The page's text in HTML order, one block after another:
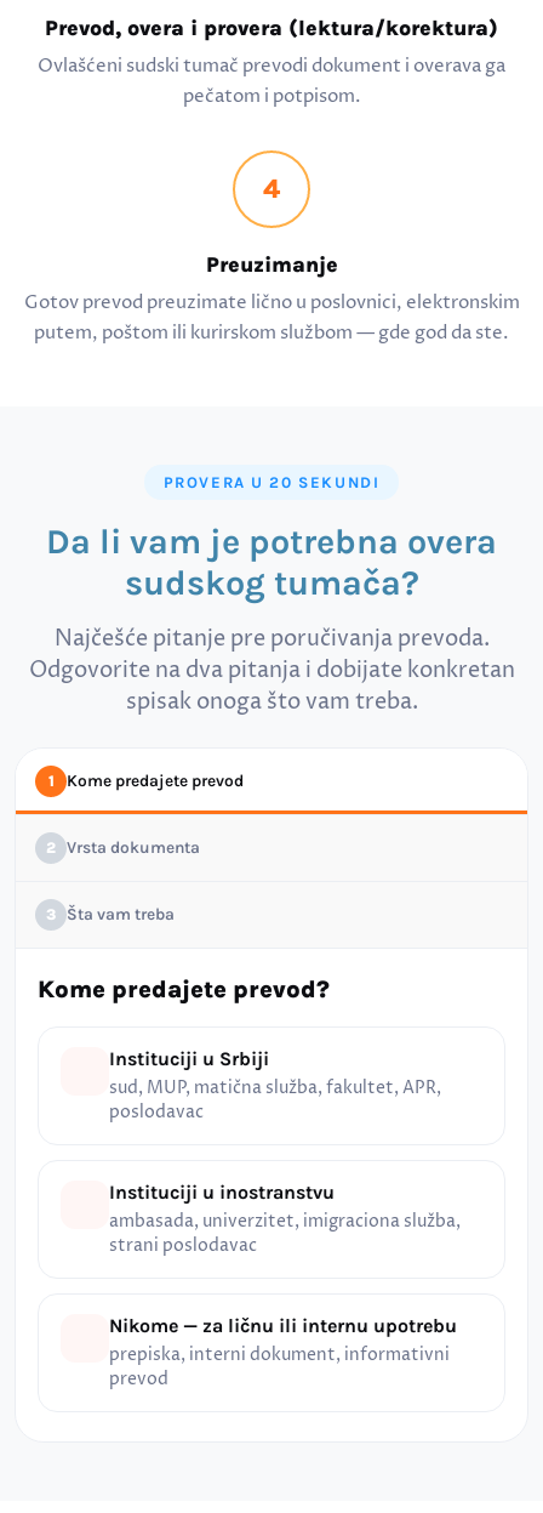
Prevod, overa i provera (lektura/korektura)
Ovlašćeni sudski tumač prevodi dokument i overava ga
pečatom i potpisom.
4
Preuzimanje
Gotov prevod preuzimate lično u poslovnici, elektronskim
putem, poštom ili kurirskom službom — gde god da ste.
PROVERA U 20 SEKUNDI
Da li vam je potrebna overa
sudskog tumača?
Najčešće pitanje pre poručivanja prevoda.
Odgovorite na dva pitanja i dobijate konkretan
spisak onoga što vam treba.
1 Kome predajete prevod
2 Vrsta dokumenta
3 Šta vam treba
Kome predajete prevod?
Instituciji u Srbiji
sud, MUP, matična služba, fakultet, APR,
poslodavac
Instituciji u inostranstvu
ambasada, univerzitet, imigraciona služba,
strani poslodavac
Nikome — za ličnu ili internu upotrebu
prepiska, interni dokument, informativni
prevod